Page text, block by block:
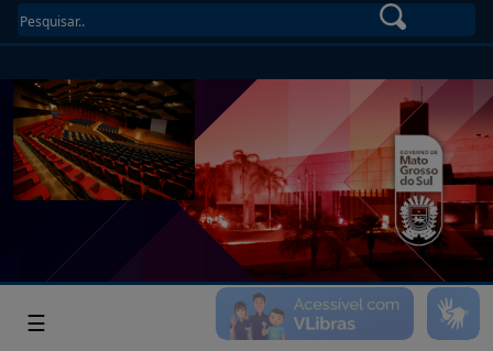
☰